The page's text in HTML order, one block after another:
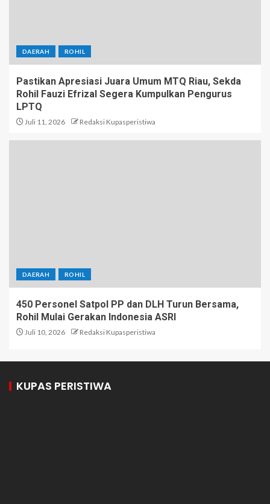
DAERAH ROHIL
Pastikan Apresiasi Juara Umum MTQ Riau, Sekda
Rohil Fauzi Efrizal Segera Kumpulkan Pengurus
LPTQ
Juli 11, 2026 Redaksi Kupasperistiwa
DAERAH ROHIL
450 Personel Satpol PP dan DLH Turun Bersama,
Rohil Mulai Gerakan Indonesia ASRI
Juli 10, 2026 Redaksi Kupasperistiwa
KUPAS PERISTIWA